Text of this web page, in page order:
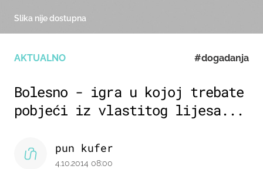
AKTUALNO #dogadanja
Bolesno - igra u kojoj trebate
pobjeći iz vlastitog lijesa...
pun kufer
4.10.2014 08:00
Slika nije dostupna